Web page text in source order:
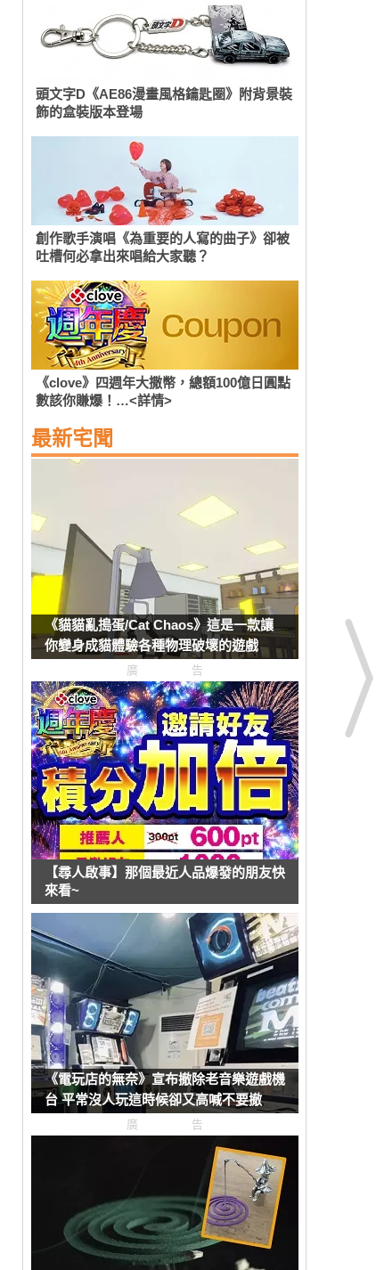
頭文字D《AE86漫畫風格鑰匙圈》附背景裝
飾的盒裝版本登場
創作歌手演唱《為重要的人寫的曲子》卻被
吐槽何必拿出來唱給大家聽？
《clove》四週年大撒幣，總額100億日圓點
數該你賺爆！…<詳情>
最新宅聞
《貓貓亂搗蛋/Cat Chaos》這是一款讓
你變身成貓體驗各種物理破壞的遊戲
廣告
【尋人啟事】那個最近人品爆發的朋友快
來看~
《電玩店的無奈》宣布撤除老音樂遊戲機
台 平常沒人玩這時候卻又高喊不要撤
廣告